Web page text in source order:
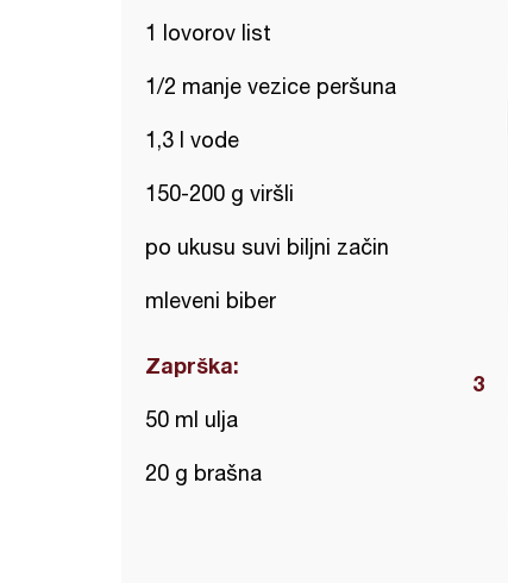
1 lovorov list
1/2 manje vezice peršuna
1,3 l vode
150-200 g viršli
po ukusu suvi biljni začin
mleveni biber
Zaprška:
50 ml ulja
20 g brašna